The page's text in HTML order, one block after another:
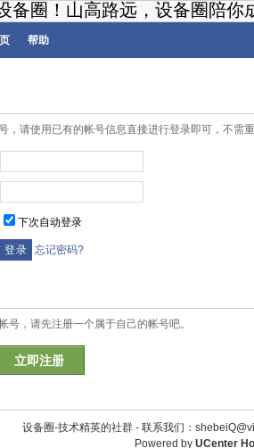
备圈！山高路远，设备圈陪你
帮助
，请使用已有的帐号信息直接进行登录即可，不需
下次自动登录
忘记密码?
号，请先注册一个属于自己的帐号吧。
立即注册
设备圈-技术精英的社群 - 联系我们：
Powered by UCenter